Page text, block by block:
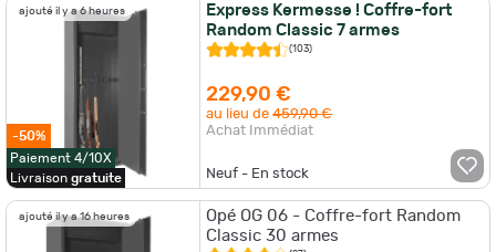
ajouté il y a 6 heures
-50%
Paiement 4/10X
Livraison gratuite
Express Kermesse ! Coffre-fort
Random Classic 7 armes
(103)
229,90 €
au lieu de459,90 €
Achat Immédiat
Neuf - En stock
ajouté il y a 16 heures
Opé OG 06 - Coffre-fort Random
Classic 30 armes